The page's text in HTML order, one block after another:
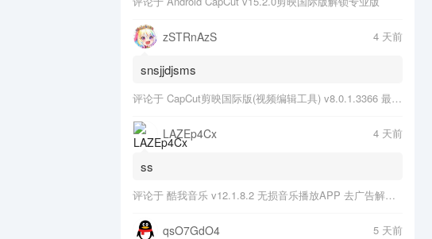
zSTRnAzS 4 天前
snsjjdjsms
评论于 CapCut剪映国际版(视频编辑工具) v8.0.1.3366 最新版
LAZEp4Cx 4 天前
ss
评论于 酷我音乐 v12.1.8.2 无损音乐播放APP 去广告解锁会员版
qsO7GdO4 5 天前